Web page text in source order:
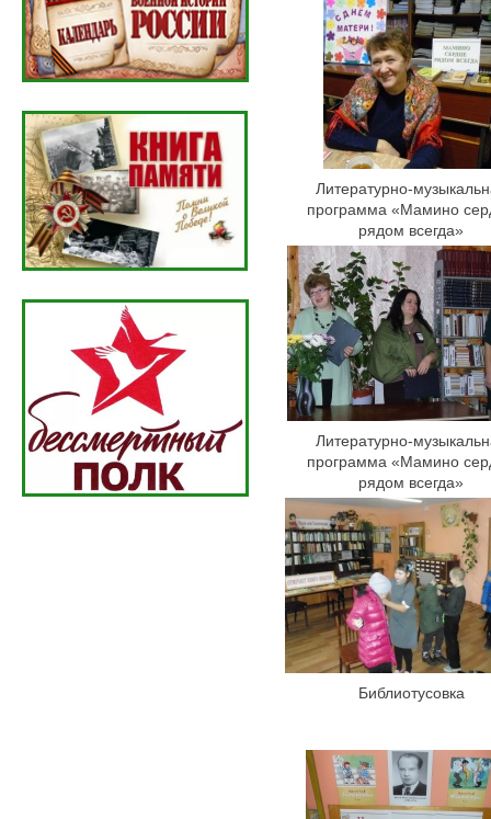
Литературно-
программа «Мамино
рядом всегда»
Литературно-
программа «Мамино
рядом всегда»
Библиотусовка